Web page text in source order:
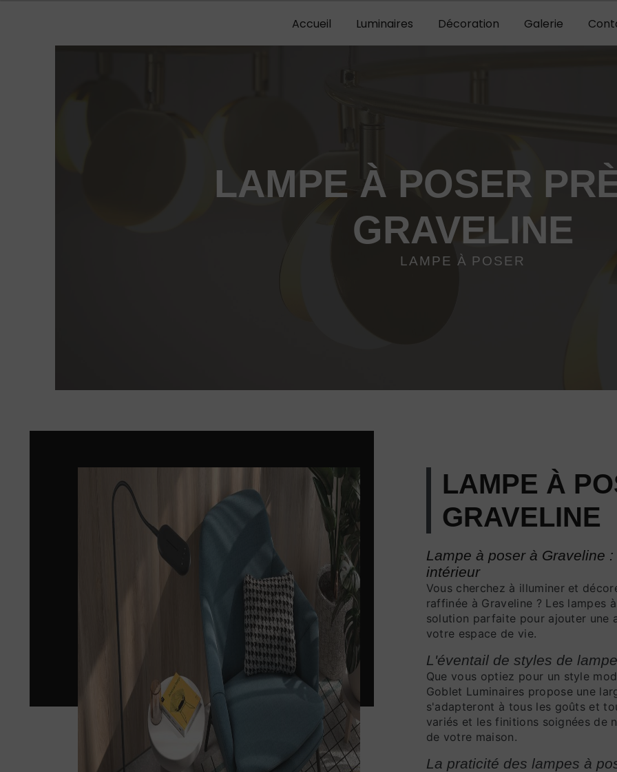
Accueil Luminaires Décoration Galerie
LAMPE À POSER
GRAVELINE
LAMPE À POSER
LAMPE À
GRAVELINE
Lampe à poser à Graveline
intérieur
Vous cherchez à illuminer et
raffinée à Graveline ? Les lampes
solution parfaite pour ajouter une
votre espace de vie.
L'éventail de styles de
Que vous optiez pour un style
Goblet Luminaires propose une
s'adapteront à tous les goûts et
variés et les finitions soignées de
de votre maison.
La praticité des lampes à